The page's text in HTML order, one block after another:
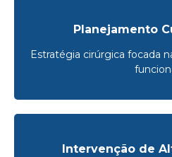
Planejamento
Estratégia cirúrgica focada
Intervenção de